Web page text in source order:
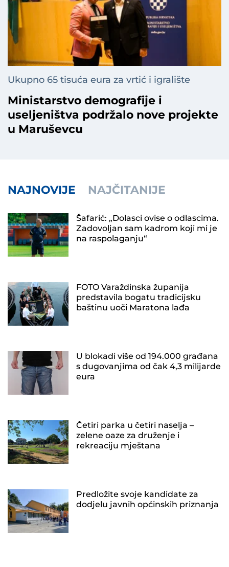
Ukupno 65 tisuća eura za vrtić i igralište
Ministarstvo demografije i
useljeništva podržalo nove projekte
u Maruševcu
NAJNOVIJE NAJČITANIJE
Šafarić: „Dolasci ovise o odlascima.
Zadovoljan sam kadrom koji mi je
na raspolaganju“
FOTO Varaždinska županija
predstavila bogatu tradicijsku
baštinu uoči Maratona lađa
U blokadi više od 194.000 građana
s dugovanjima od čak 4,3 milijarde
eura
Četiri parka u četiri naselja –
zelene oaze za druženje i
rekreaciju mještana
Predložite svoje kandidate za
dodjelu javnih općinskih priznanja